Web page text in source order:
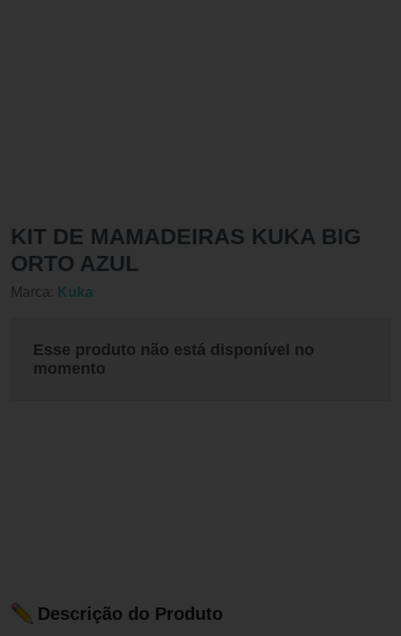
KIT DE MAMADEIRAS KUKA BIG
ORTO AZUL
Marca: Kuka
Esse produto não está disponível no
momento
Descrição do Produto